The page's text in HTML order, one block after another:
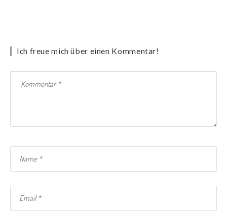
Ich freue mich über einen Kommentar!